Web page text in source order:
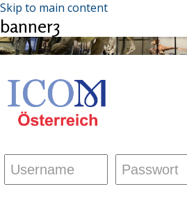
Skip to main content
banner3